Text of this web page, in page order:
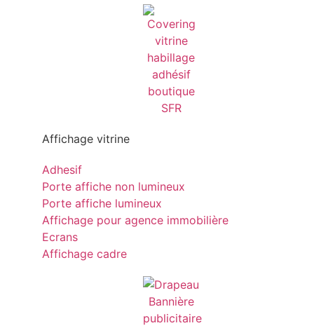
Affichage vitrine
Adhesif
Porte affiche non lumineux
Porte affiche lumineux
Affichage pour agence immobilière
Ecrans
Affichage cadre